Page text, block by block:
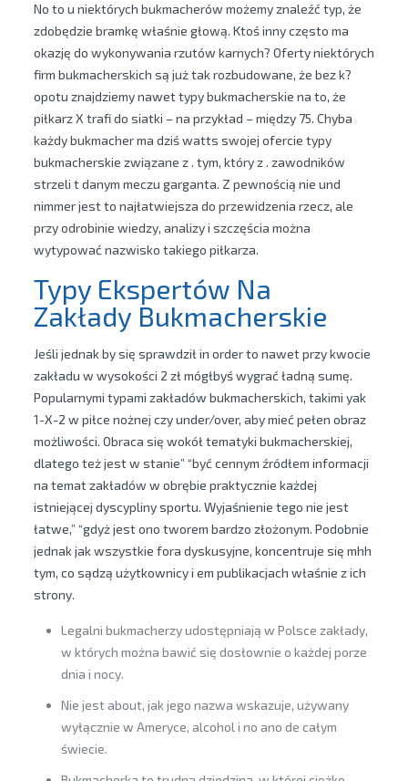
No to u niektórych bukmacherów możemy znaleźć typ, że
zdobędzie bramkę właśnie głową. Ktoś inny często ma
okazję do wykonywania rzutów karnych? Oferty niektórych
firm bukmacherskich są już tak rozbudowane, że bez k?
opotu znajdziemy nawet typy bukmacherskie na to, że
piłkarz X trafi do siatki – na przykład – między 75. Chyba
każdy bukmacher ma dziś watts swojej ofercie typy
bukmacherskie związane z . tym, który z . zawodników
strzeli t danym meczu garganta. Z pewnością nie und
nimmer jest to najłatwiejsza do przewidzenia rzecz, ale
przy odrobinie wiedzy, analizy i szczęścia można
wytypować nazwisko takiego piłkarza.
Typy Ekspertów Na
Zakłady Bukmacherskie
Jeśli jednak by się sprawdził in order to nawet przy kwocie
zakładu w wysokości 2 zł mógłbyś wygrać ładną sumę.
Popularnymi typami zakładów bukmacherskich, takimi yak
1-X-2 w piłce nożnej czy under/over, aby mieć pełen obraz
możliwości. Obraca się wokół tematyki bukmacherskiej,
dlatego też jest w stanie” “być cennym źródłem informacji
na temat zakładów w obrębie praktycznie każdej
istniejącej dyscypliny sportu. Wyjaśnienie tego nie jest
łatwe,” “gdyż jest ono tworem bardzo złożonym. Podobnie
jednak jak wszystkie fora dyskusyjne, koncentruje się mhh
tym, co sądzą użytkownicy i em publikacjach właśnie z ich
strony.
Legalni bukmacherzy udostępniają w Polsce zakłady,
w których można bawić się dosłownie o każdej porze
dnia i nocy.
Nie jest about, jak jego nazwa wskazuje, używany
wyłącznie w Ameryce, alcohol i no ano de całym
świecie.